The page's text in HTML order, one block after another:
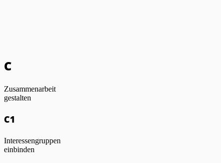
C
Zusammenarbeit
gestalten
C1
Interessengruppen
einbinden